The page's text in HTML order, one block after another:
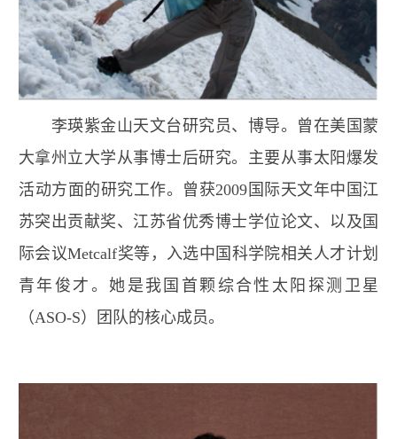
李瑛紫金山天文台研究员、博导。曾在美国蒙
大拿州立大学从事博士后研究。主要从事太阳爆发
活动方面的研究工作。曾获2009 国际天文年中国江
苏突出贡献奖、江苏省优秀博士学位论文、以及国
际会议Metcalf奖等，入选中国科学院相关人才计划
青年俊才。她是我国首颗综合性太阳探测卫星
（ASO-S）团队的核心成员。